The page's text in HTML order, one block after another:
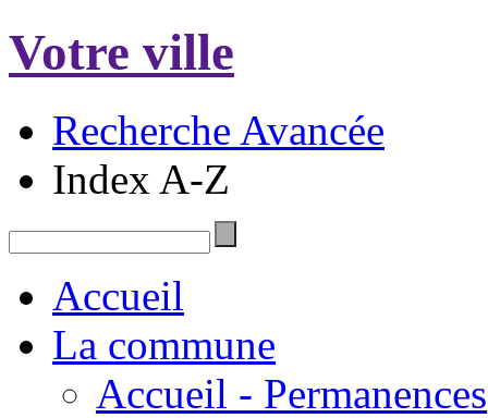
Votre ville
Recherche Avancée
Index A-Z
Accueil
La commune
Accueil - Permanences